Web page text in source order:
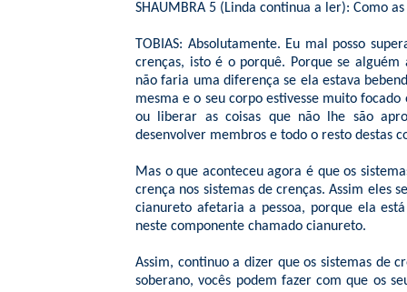
SHAUMBRA 5 (Linda continua a ler): Como
TOBIAS: Absolutamente. Eu mal posso
crenças, isto é o porquê. Porque se
não faria uma diferença se ela estava
mesma e o seu corpo estivesse muito
ou liberar as coisas que não lhe são
desenvolver membros e todo o resto destas
Mas o que aconteceu agora é que os
crença nos sistemas de crenças. Assim eles
cianureto afetaria a pessoa, porque ela
neste componente chamado cianureto.
Assim, continuo a dizer que os sistemas de
soberano, vocês podem fazer com que os